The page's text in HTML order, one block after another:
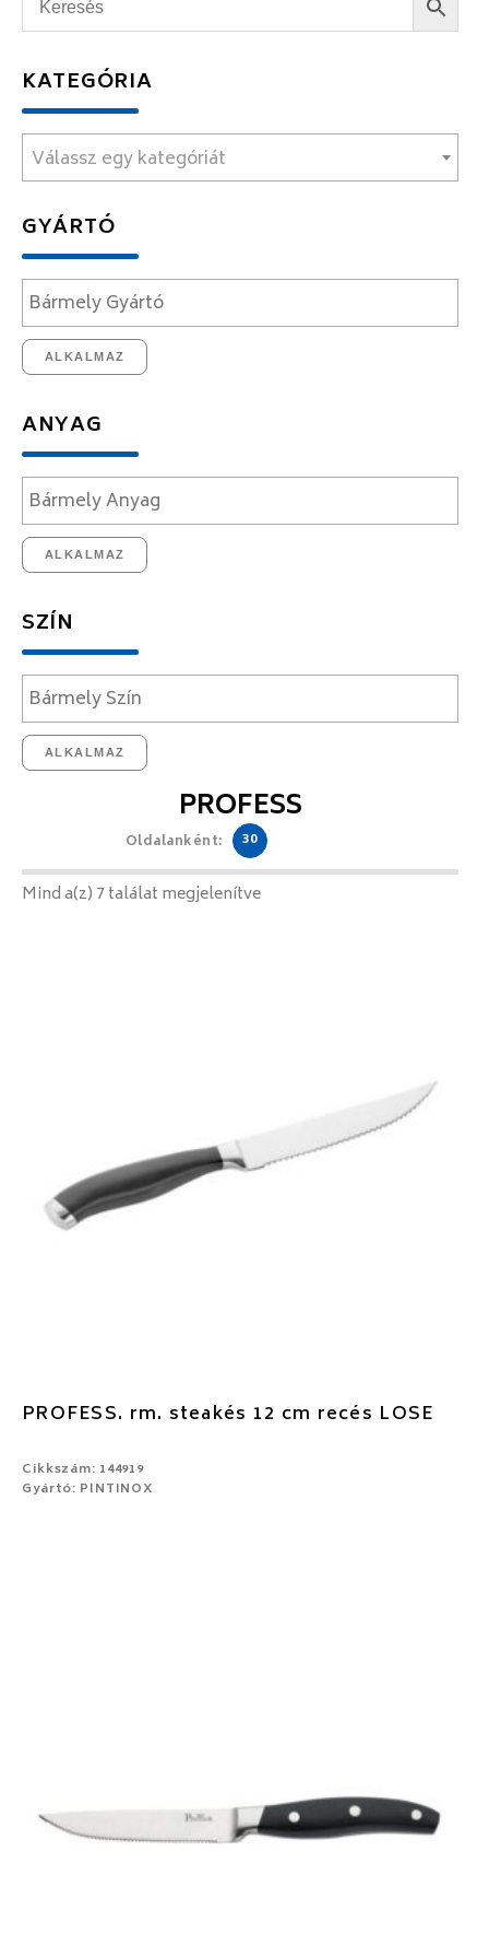
KATEGÓRIA
Válassz egy kategóriát
GYÁRTÓ
ALKALMAZ
ANYAG
ALKALMAZ
SZÍN
ALKALMAZ
PROFESS
Oldalanként: 30
Mind a(z) 7 találat megjelenítve
PROFESS. rm. steakés 12 cm recés LOSE
Cikkszám: 144919
Gyártó: PINTINOX